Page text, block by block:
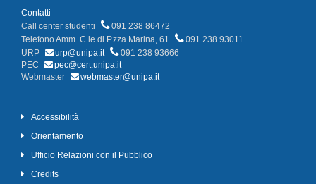
Contatti
Call center studenti
091 238 86472
Telefono Amm. C.le di P.zza Marina, 61
091 238 93011
URP
urp@unipa.it
091 238 93666
PEC
pec@cert.unipa.it
Webmaster
webmaster@unipa.it
Accessibilità
Orientamento
Ufficio Relazioni con il Pubblico
Credits